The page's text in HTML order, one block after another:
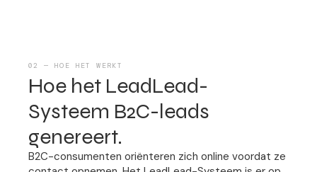
02 — HOE HET WERKT
Hoe het LeadLead-
Systeem B2C-leads
genereert.
B2C-consumenten oriënteren zich online voordat ze